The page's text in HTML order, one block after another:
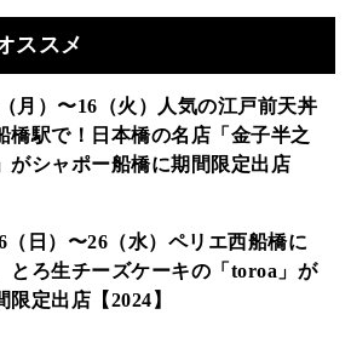
ススメ
月）〜16（火）人気の江戸前天丼
橋駅で！日本橋の名店「金子半之
がシャポー船橋に期間限定出店
（日）〜26（水）ペリエ西船橋に
とろ生チーズケーキの「toroa」が
限定出店【2024】